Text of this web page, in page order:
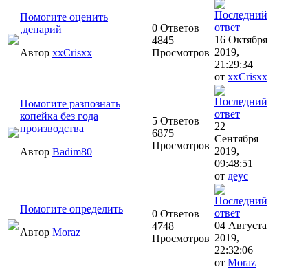
Помогите оценить
,денарий
Автор xxCrisxx
0 Ответов
4845
Просмотров
16 Октября
2019,
21:29:34
от xxCrisxx
Помогите разпознать
копейка без года
производства
Автор Badim80
5 Ответов
6875
Просмотров
22
Сентября
2019,
09:48:51
от деус
Помогите определить
Автор Moraz
0 Ответов
4748
Просмотров
04 Августа
2019,
22:32:06
от Moraz